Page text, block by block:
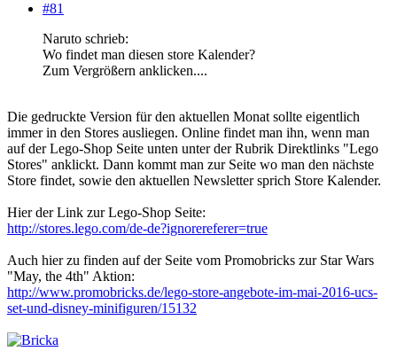
#81
Naruto schrieb:
Wo findet man diesen store Kalender?
Zum Vergrößern anklicken....
Die gedruckte Version für den aktuellen Monat sollte eigentlich
immer in den Stores ausliegen. Online findet man ihn, wenn man
auf der Lego-Shop Seite unten unter der Rubrik Direktlinks "Lego
Stores" anklickt. Dann kommt man zur Seite wo man den nächste
Store findet, sowie den aktuellen Newsletter sprich Store Kalender.
Hier der Link zur Lego-Shop Seite:
http://stores.lego.com/de-de?ignorereferer=true
Auch hier zu finden auf der Seite vom Promobricks zur Star Wars
"May, the 4th" Aktion:
http://www.promobricks.de/lego-store-angebote-im-mai-2016-ucs-
set-und-disney-minifiguren/15132